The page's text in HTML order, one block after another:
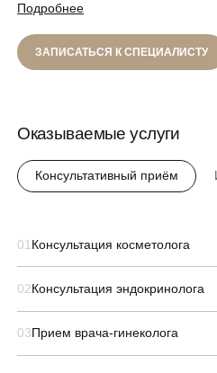
Блог
ЗАПИСАТЬСЯ НА
Подробнее
ЗАПИСАТЬСЯ К СПЕЦИАЛИСТУ
Оказываемые услуги
Консультативный приём
01 Консультация косметолога
02Консультация эндокринолога
03Прием врача-гинеколога